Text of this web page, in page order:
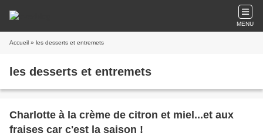
MENU
Accueil » les desserts et entremets
les desserts et entremets
Charlotte à la crème de citron et miel...et aux
fraises car c'est la saison !